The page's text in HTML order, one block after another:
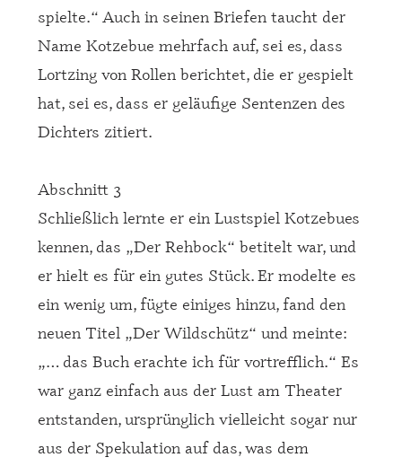
spielte.“ Auch in seinen Briefen taucht der
Name Kotzebue mehrfach auf, sei es, dass
Lortzing von Rollen berichtet, die er gespielt
hat, sei es, dass er geläufige Sentenzen des
Dichters zitiert.
Abschnitt 3
Schließlich lernte er ein Lustspiel Kotzebues
kennen, das „Der Rehbock“ betitelt war, und
er hielt es für ein gutes Stück. Er modelte es
ein wenig um, fügte einiges hinzu, fand den
neuen Titel „Der Wildschütz“ und meinte:
„… das Buch erachte ich für vortrefflich.“ Es
war ganz einfach aus der Lust am Theater
entstanden, ursprünglich vielleicht sogar nur
aus der Spekulation auf das, was dem